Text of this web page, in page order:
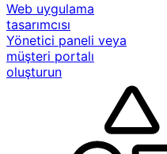
Web uygulama
tasarımcısı
Yönetici paneli veya
müşteri portalı
oluşturun